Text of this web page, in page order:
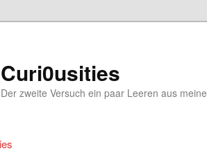
Curi0usities
Der zweite Versuch ein paar Leeren aus